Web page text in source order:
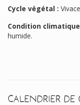
Cycle végétal :
Condition
humide.
Calendrier